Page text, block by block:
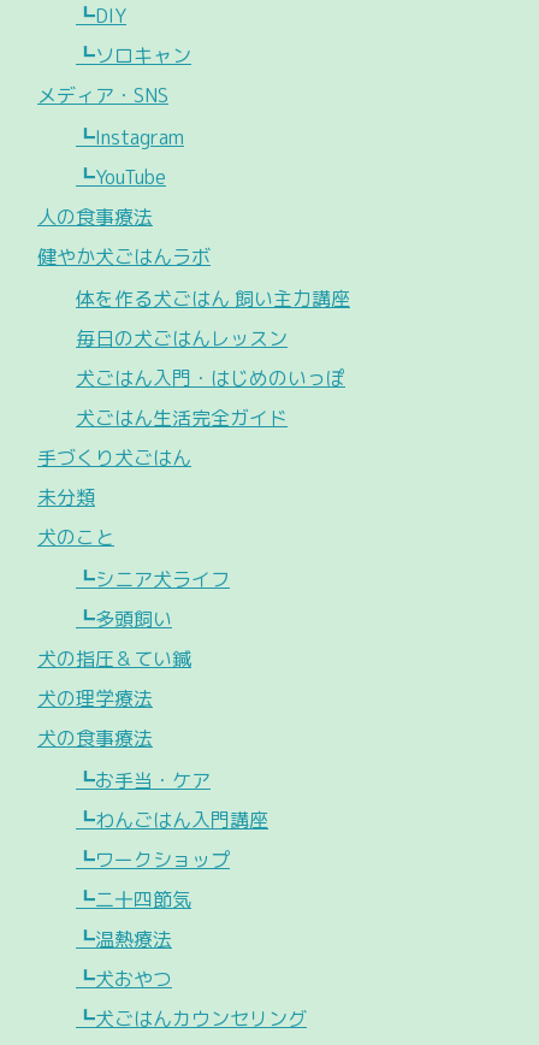
┗DIY
┗ソロキャン
メディア・SNS
┗Instagram
┗YouTube
人の食事療法
健やか犬ごはんラボ
体を作る犬ごはん 飼い主力講座
毎日の犬ごはんレッスン
犬ごはん入門・はじめのいっぽ
犬ごはん生活完全ガイド
手づくり犬ごはん
未分類
犬のこと
┗シニア犬ライフ
┗多頭飼い
犬の指圧＆てい鍼
犬の理学療法
犬の食事療法
┗お手当・ケア
┗わんごはん入門講座
┗ワークショップ
┗二十四節気
┗温熱療法
┗犬おやつ
┗犬ごはんカウンセリング